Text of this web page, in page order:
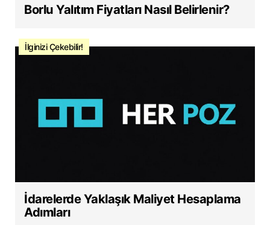
Borlu Yalıtım Fiyatları Nasıl Belirlenir?
İlginizi Çekebilir!
İdarelerde Yaklaşık Maliyet Hesaplama
Adımları